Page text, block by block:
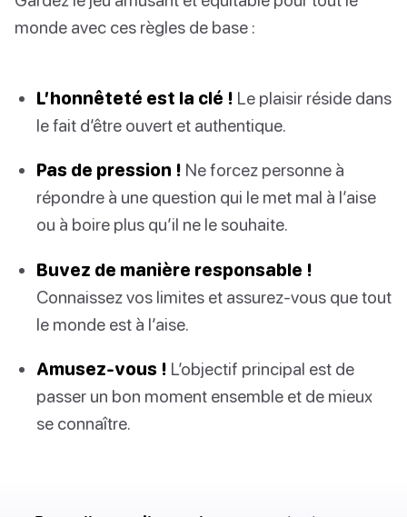
monde avec ces règles de base :
L’honnêteté est la clé ! Le plaisir réside dans
le fait d’être ouvert et authentique.
Pas de pression ! Ne forcez personne à
répondre à une question qui le met mal à l’aise
ou à boire plus qu’il ne le souhaite.
Buvez de manière responsable !
Connaissez vos limites et assurez-vous que tout
le monde est à l’aise.
Amusez-vous ! L’objectif principal est de
passer un bon moment ensemble et de mieux
se connaître.